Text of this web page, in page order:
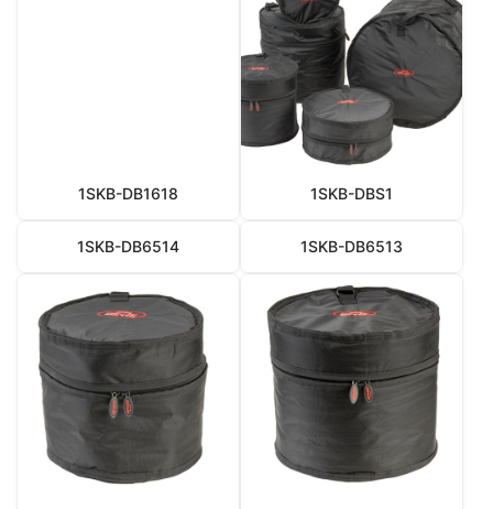
1SKB-DB1618 1SKB-DBS1
1SKB-DB6514 1SKB-DB6513